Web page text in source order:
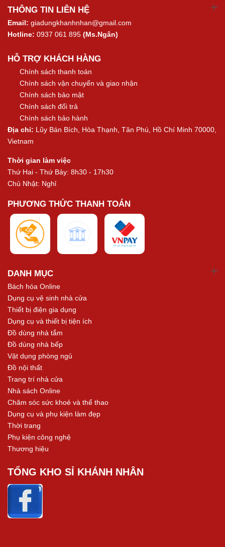
THÔNG TIN LIÊN HỆ
Email: giadungkhanhnhan@gmail.com
Hotline: 0937 061 895 (Ms.Ngân)
HỖ TRỢ KHÁCH HÀNG
Chính sách thanh toán
Chính sách vận chuyển và giao nhận
Chính sách bảo mật
Chính sách đổi trả
Chính sách bảo hành
Địa chỉ: Lũy Bán Bích, Hòa Thạnh, Tân Phú, Hồ Chí Minh 70000,
Vietnam
Thời gian làm việc
Thứ Hai - Thứ Bảy: 8h30 - 17h30
Chủ Nhật: Nghỉ
PHƯƠNG THỨC THANH TOÁN
DANH MỤC
Bách hóa Online
Dụng cụ vệ sinh nhà cửa
Thiết bị điện gia dụng
Dụng cụ và thiết bị tiện ích
Đồ dùng nhà tắm
Đồ dùng nhà bếp
Vật dụng phòng ngủ
Đồ nội thất
Trang trí nhà cửa
Nhà sách Online
Chăm sóc sức khoẻ và thể thao
Dụng cụ và phụ kiện làm đẹp
Thời trang
Phụ kiện công nghệ
Thương hiệu
TỔNG KHO SỈ KHÁNH NHÂN